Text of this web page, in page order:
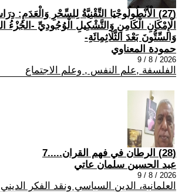
(27) الْأَنْطُولُوجْيَا التِّقْنِيَّةُ لِلسِّحْرِ وَالْعَدَمِ:
الْإِمْكَانِ الْكَامِنِ وَالتَّشْكِيلِ الْوُجُودِيِّ -الجُزْءُ
وَالسِّتُّونَ بَعْدَ الثَّلَاثِمِائَةِ-
حمودة المعناوي
2026 / 8 / 9
الفلسفة ,علم النفس , وعلم الاجتماع
(28) الرطان في فهم القران.....7
عبد الحسين سلمان عاتي
2026 / 8 / 9
العلمانية، الدين السياسي ونقد الفكر الديني